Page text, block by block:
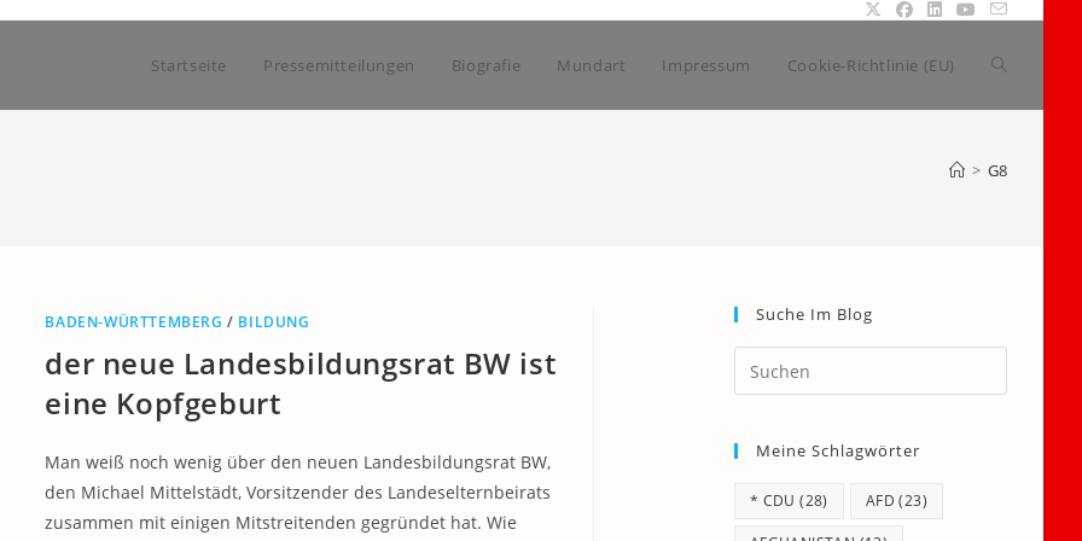
Startseite Pressemitteilungen Biografie Mundart Impressum Cookie-Richtlinie (EU) Website-
> G8
BADEN-WÜRTTEMBERG / BILDUNG
der neue Landesbildungsrat BW ist
eine Kopfgeburt
Man weiß noch wenig über den neuen Landesbildungsrat BW,
den Michael Mittelstädt, Vorsitzender des Landeselternbeirats
zusammen mit einigen Mitstreitenden gegründet hat. Wie
Suche Im Blog
Escape
Meine Schlagwörter
* CDU (28) AFD (23)